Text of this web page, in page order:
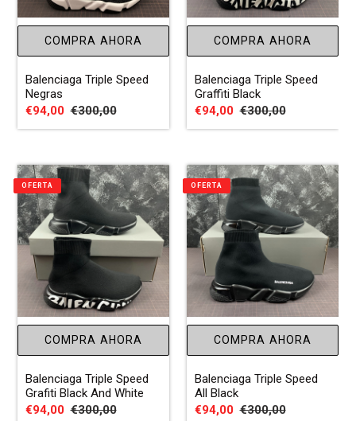
COMPRA AHORA
Balenciaga Triple Speed
Negras
Precio
de
€94,00 Precio
habitual
€300,00
COMPRA AHORA
Balenciaga Triple Speed
Graffiti Black
Precio
de
€94,00 Precio
habitual
€300,00
COMPRA AHORA
Balenciaga Triple Speed
Grafiti Black And White
Precio
€94,00 Precio
€300,00
OFERTA
COMPRA AHORA
Balenciaga Triple Speed
All Black
Precio
€94,00 Precio
€300,00
OFERTA